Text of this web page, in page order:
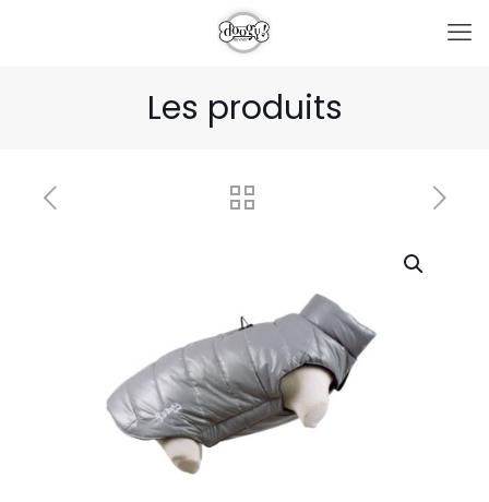
Les produits